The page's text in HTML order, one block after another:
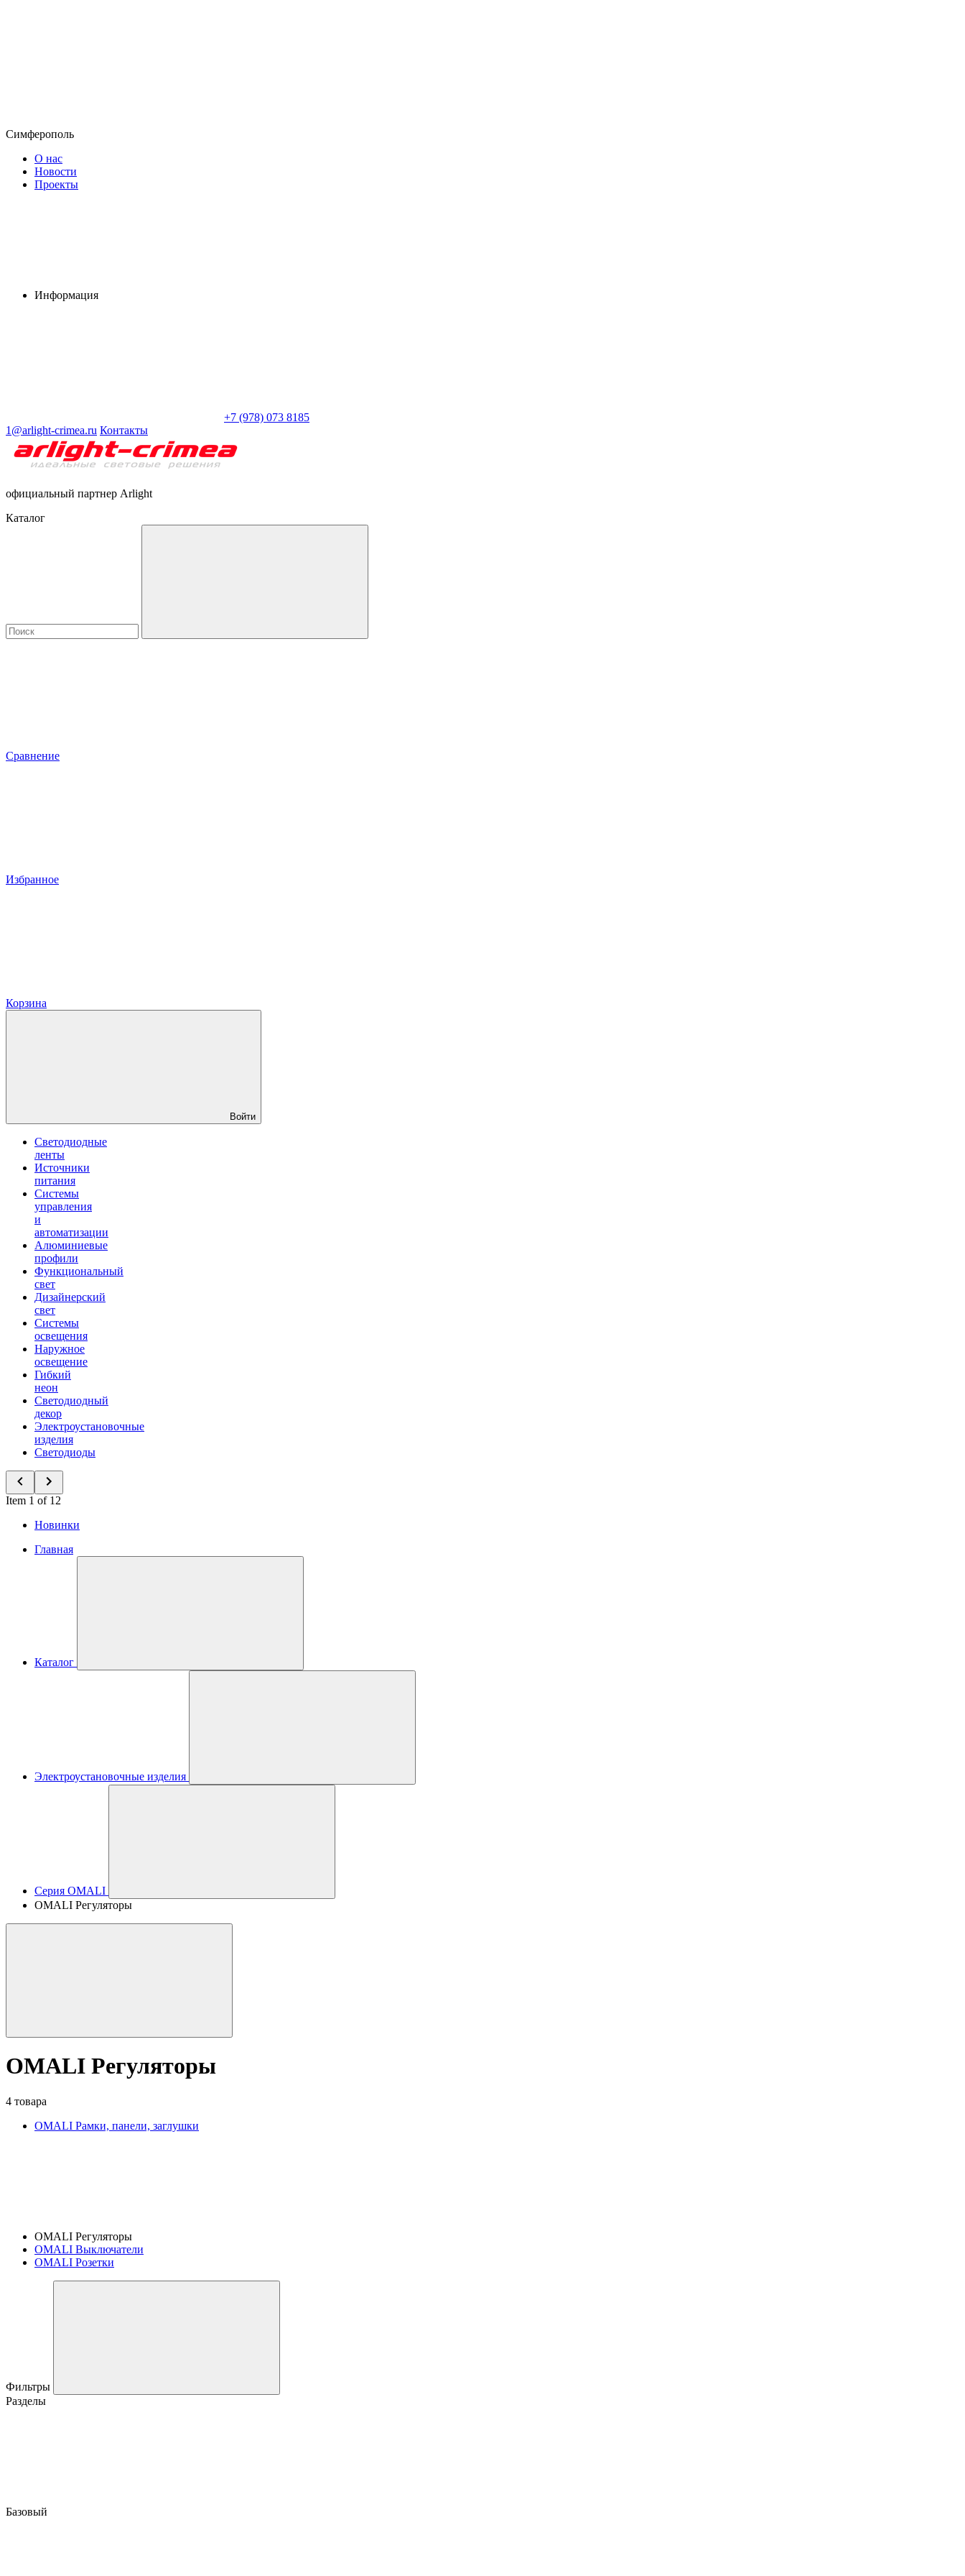
Симферополь
О нас
Новости
Проекты
Информация
+7 (978) 073 8185
1@arlight-crimea.ru Контакты
официальный партнер Arlight
Каталог
Сравнение
Избранное
Корзина
Войти
Светодиодные
ленты
Источники
питания
Системы
управления
и
автоматизации
Алюминиевые
профили
Функциональный
свет
Дизайнерский
свет
Системы
освещения
Наружное
освещение
Гибкий
неон
Светодиодный
декор
Электроустановочные
изделия
Светодиоды
Item 1 of 12
Новинки
Главная
Каталог
Электроустановочные изделия
Серия OMALI
OMALI Регуляторы
OMALI Регуляторы
4 товара
OMALI Рамки, панели, заглушки
OMALI Регуляторы
OMALI Выключатели
OMALI Розетки
Фильтры
Разделы
Базовый